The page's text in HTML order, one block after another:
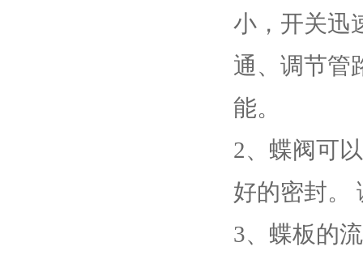
小，开关迅
通、调节管
能。
2、蝶阀可
好的密封。
3、蝶板的